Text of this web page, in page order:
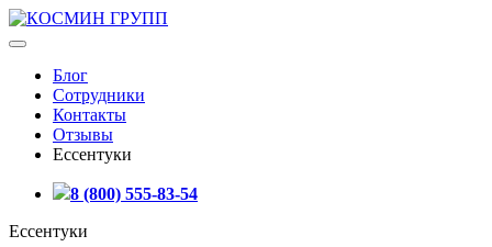
Блог
Сотрудники
Контакты
Отзывы
Ессентуки
8 (800) 555-83-54
Ессентуки